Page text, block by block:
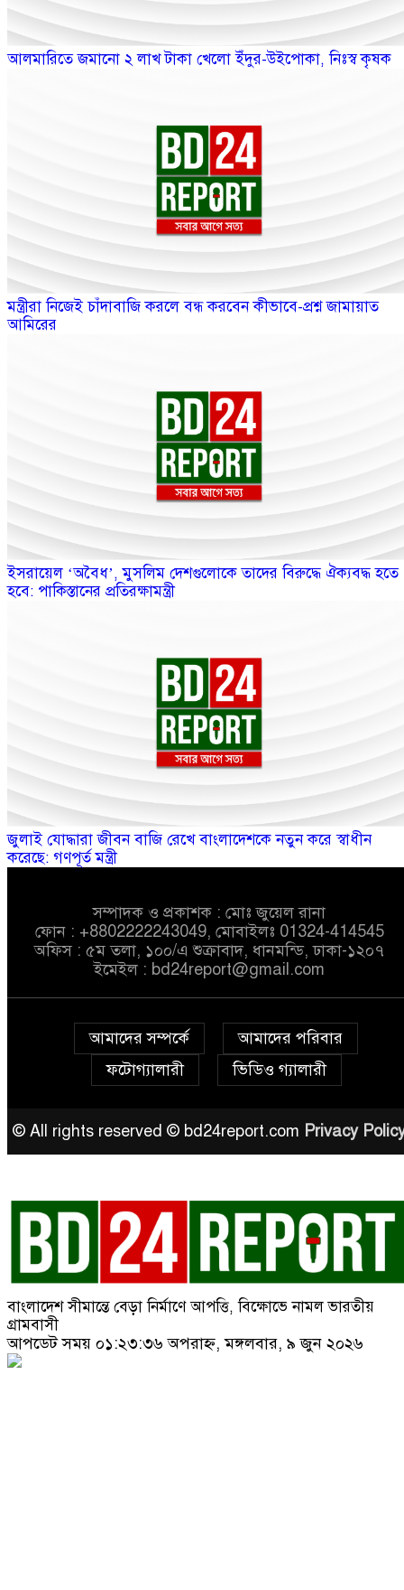
আলমারিতে জমানো ২ লাখ টাকা খেলো ইঁদুর-উইপোকা, নিঃস্ব কৃষক
মন্ত্রীরা নিজেই চাঁদাবাজি করলে বন্ধ করবেন কীভাবে-প্রশ্ন জামায়াত
আমিরের
ইসরায়েল ‘অবৈধ’, মুসলিম দেশগুলোকে তাদের বিরুদ্ধে ঐক্যবদ্ধ হতে
হবে: পাকিস্তানের প্রতিরক্ষামন্ত্রী
জুলাই যোদ্ধারা জীবন বাজি রেখে বাংলাদেশকে নতুন করে স্বাধীন
করেছে: গণপূর্ত মন্ত্রী
সম্পাদক ও প্রকাশক : মোঃ জুয়েল রানা
ফোন : +8802222243049, মোবাইলঃ 01324-414545
অফিস : ৫ম তলা, ১০০/এ শুক্রাবাদ, ধানমন্ডি, ঢাকা-১২০৭
ইমেইল : bd24report@gmail.com
আমাদের সম্পর্কে
আমাদের পরিবার
ফটোগ্যালারী
ভিডিও গ্যালারী
© All rights reserved © bd24report.com Privacy
বাংলাদেশ সীমান্তে বেড়া নির্মাণে আপত্তি, বিক্ষোভে নামল ভারতীয়
গ্রামবাসী
আপডেট সময় ০১:২৩:৩৬ অপরাহ্ন, মঙ্গলবার, ৯ জুন ২০২৬